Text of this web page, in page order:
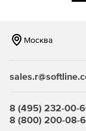
компьютере.
Таким образом,
полного
Москва
8 (495) 232-00-
8 (800) 200-08-